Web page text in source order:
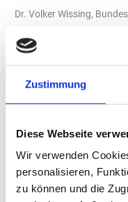
Zustimmung
Diese Webseite
Wir verwenden
personalisieren,
zu können und die
Dr. Volker Wissing,
werden. Um innovative
setzen wir mit dem
einer lokalen
schreiben wir mit den
wie internationalen
bereits erste Netzwerke,
nächsten Schritt geht es
die praktische